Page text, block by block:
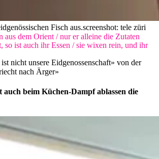
Fisch aus.screenshot: tele züri
aus dem Orient / nur er alleine die Zutaten
so ist auch ihr Essen / sie wixen rein, und ihr
nicht unsere Eidgenossenschaft» von der
nach Ärger»
auch beim Küchen-Dampf ablassen die